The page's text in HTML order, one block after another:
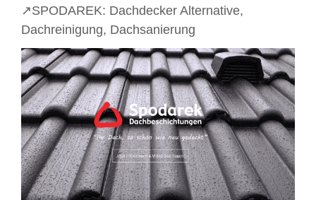
↗️SPODAREK: Dachdecker Alternative,
Dachreinigung, Dachsanierung